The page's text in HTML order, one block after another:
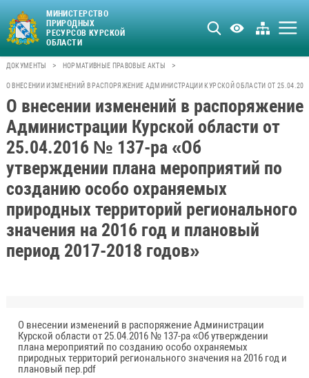
МИНИСТЕРСТВО
ПРИРОДНЫХ
РЕСУРСОВ КУРСКОЙ
ОБЛАСТИ
ДОКУМЕНТЫ > НОРМАТИВНЫЕ ПРАВОВЫЕ АКТЫ >
О ВНЕСЕНИИ ИЗМЕНЕНИЙ В РАСПОРЯЖЕНИЕ АДМИНИСТРАЦИИ КУРСКОЙ ОБЛАСТИ ОТ
О внесении изменений в распоряжение
Администрации Курской области от
25.04.2016 № 137-ра «Об
утверждении плана мероприятий по
созданию особо охраняемых
природных территорий регионального
значения на 2016 год и плановый
период 2017-2018 годов»
О внесении изменений в распоряжение Администрации
Курской области от 25.04.2016 № 137-ра «Об утверждении
плана мероприятий по созданию особо охраняемых
природных территорий регионального значения на 2016 год и
плановый пер.pdf